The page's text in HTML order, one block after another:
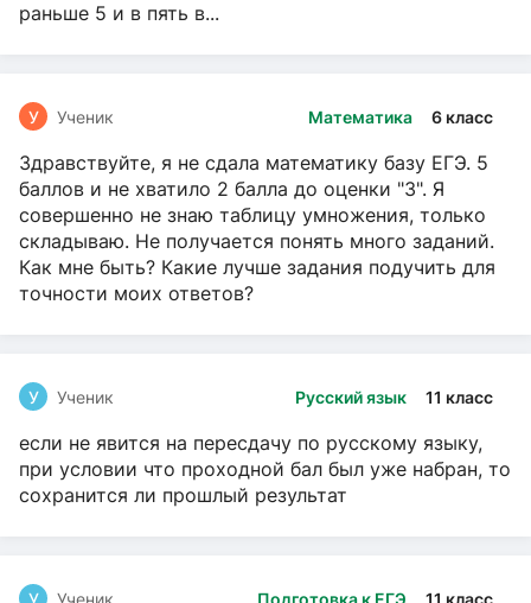
раньше 5 и в пять в...
Математика 6 класс
У Ученик
Здравствуйте, я не сдала математику базу ЕГЭ. 5
баллов и не хватило 2 балла до оценки "3". Я
совершенно не знаю таблицу умножения, только
складываю. Не получается понять много заданий.
Как мне быть? Какие лучше задания подучить для
точности моих ответов?
Русский язык 11 класс
У Ученик
если не явится на пересдачу по русскому языку,
при условии что проходной бал был уже набран, то
сохранится ли прошлый результат
Подготовка к ЕГЭ 11 класс
У Ученик